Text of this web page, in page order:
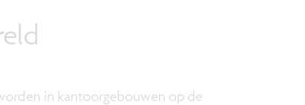
in kantoorgebouwen op de